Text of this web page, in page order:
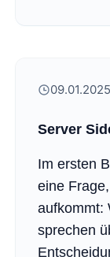
09.01.2025
Server
Im ersten
eine
aufkommt:
sprechen